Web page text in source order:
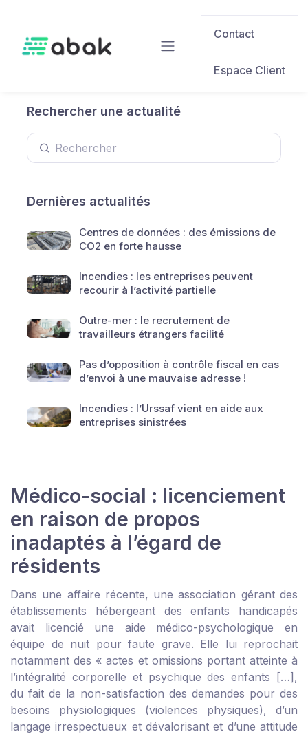
Contact
Espace Client
Rechercher une actualité
Dernières actualités
Centres de données : des émissions de
CO2 en forte hausse
Incendies : les entreprises peuvent
recourir à l’activité partielle
Outre-mer : le recrutement de
travailleurs étrangers facilité
Pas d’opposition à contrôle fiscal en cas
d’envoi à une mauvaise adresse !
Incendies : l’Urssaf vient en aide aux
entreprises sinistrées
Médico-social : licenciement
en raison de propos
inadaptés à l’égard de
résidents
Dans une affaire récente, une association gérant des
établissements hébergeant des enfants handicapés
avait licencié une aide médico-psychologique en
équipe de nuit pour faute grave. Elle lui reprochait
notamment des « actes et omissions portant atteinte à
l’intégralité corporelle et psychique des enfants […],
du fait de la non-satisfaction des demandes pour des
besoins physiologiques (violences physiques), d’un
langage irrespectueux et dévalorisant et d’une attitude